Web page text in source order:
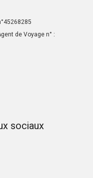
de Voyage n° :
sociaux